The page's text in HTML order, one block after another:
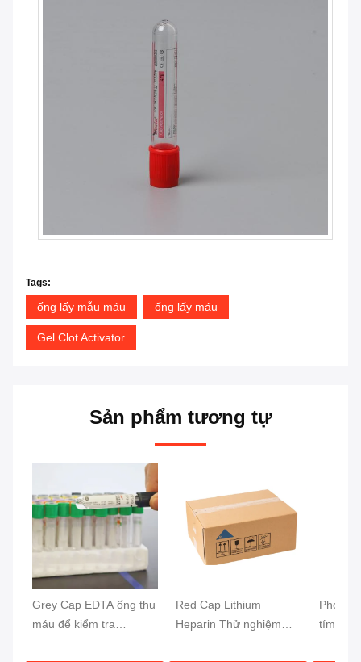
Tags:
ống lấy mẫu máu ống lấy máu
Gel Clot Activator
Sản phẩm tương tự
Grey Cap EDTA ống thu
máu để kiểm tra
Red Cap Lithium
Heparin Thử nghiệm
Phòng
tím ống